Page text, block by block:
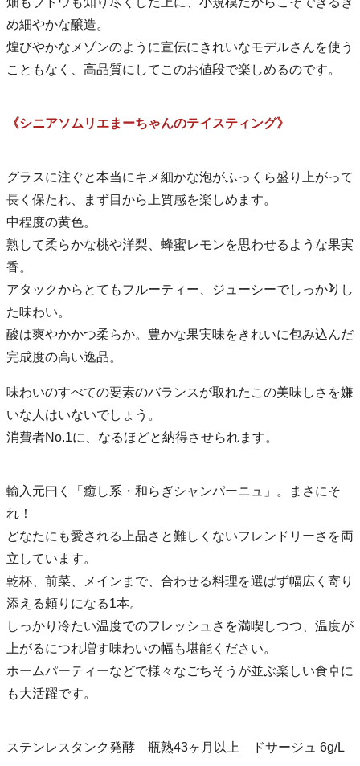
め細やかな醸造。
煌びやかなメゾンのように宣伝にきれいなモデルさんを使う
こともなく、高品質にしてこのお値段で楽しめるのです。
《シニアソムリエまーちゃんのテイスティング》
グラスに注ぐと本当にキメ細かな泡がふっくら盛り上がって
長く保たれ、まず目から上質感を楽しめます。
中程度の黄色。
熟して柔らかな桃や洋梨、蜂蜜レモンを思わせるような果実
香。
アタックからとてもフルーティー、ジューシーでしっかりし
た味わい。
酸は爽やかかつ柔らか。豊かな果実味をきれいに包み込んだ
完成度の高い逸品。
味わいのすべての要素のバランスが取れたこの美味しさを嫌
いな人はいないでしょう。
消費者No.1に、なるほどと納得させられます。
輸入元曰く「癒し系・和らぎシャンパーニュ」。まさにそ
れ！
どなたにも愛される上品さと難しくないフレンドリーさを両
立しています。
乾杯、前菜、メインまで、合わせる料理を選ばず幅広く寄り
添える頼りになる1本。
しっかり冷たい温度でのフレッシュさを満喫しつつ、温度が
上がるにつれ増す味わいの幅も堪能ください。
ホームパーティーなどで様々なごちそうが並ぶ楽しい食卓に
も大活躍です。
ステンレスタンク発酵 瓶熟43ヶ月以上 ドサージュ 6g/L